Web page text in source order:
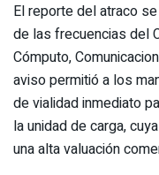
El reporte del atraco
de las frecuencias del
Cómputo,
aviso permitió a los
de vialidad inmediato
la unidad de carga,
una alta valuación